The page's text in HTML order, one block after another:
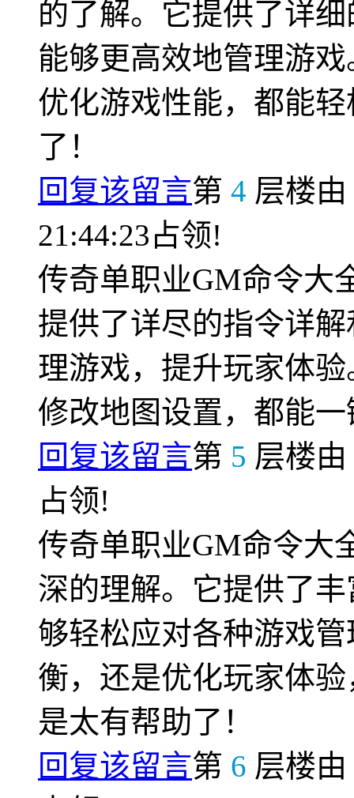
的了解。它提供了详
能够更高效地管理游
优化游戏性能，都能
了！
回复该留言第 4 层楼由
21:44:23占领!
传奇单职业GM命令大
提供了详尽的指令详
理游戏，提升玩家体
修改地图设置，都能
回复该留言第 5 层楼由
占领!
传奇单职业GM命令大
深的理解。它提供了
够轻松应对各种游戏
衡，还是优化玩家体
是太有帮助了！
回复该留言第 6 层楼由